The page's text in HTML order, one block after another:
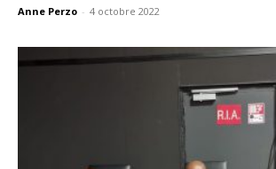
Anne Perzo - 4 octobre 2022